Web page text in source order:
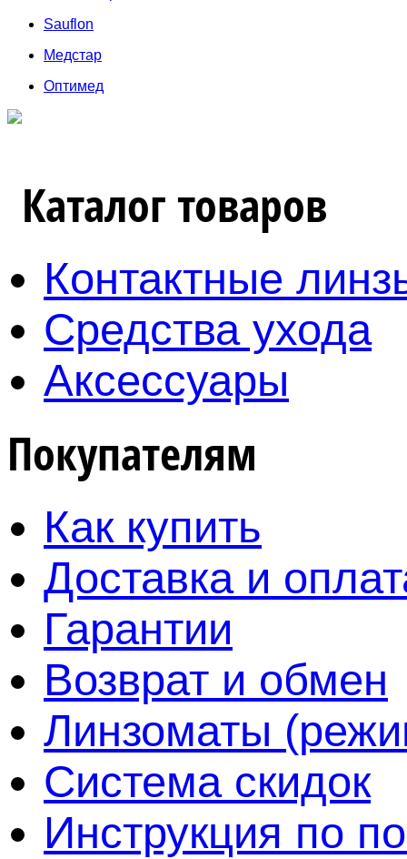
Sauflon
Медстар
Оптимед
Каталог товаров
Контактные
Средства ухода
Аксессуары
Покупателям
Как купить
Доставка и
Гарантии
Возврат и обмен
Линзоматы
Система скидок
Инструкция по